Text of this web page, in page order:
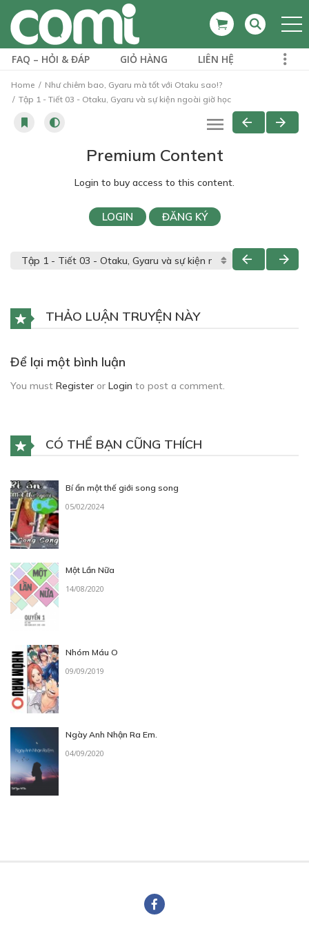
FAQ – HỎI & ĐÁP GIỎ HÀNG LIÊN HỆ
Home
Như chiêm bao, Gyaru mà tốt với Otaku sao!?
Tập 1 - Tiết 03 - Otaku, Gyaru và sự kiện ngoài giờ học
Premium Content
Login to buy access to this content.
LOGIN ĐĂNG KÝ
THẢO LUẬN TRUYỆN NÀY
Để lại một bình luận
You must Register or Login to post a comment.
CÓ THỂ BẠN CŨNG THÍCH
Bí ẩn một thế giới song song
05/02/2024
Một Lần Nữa
14/08/2020
Nhóm Máu O
09/09/2019
Ngày Anh Nhận Ra Em.
04/09/2020